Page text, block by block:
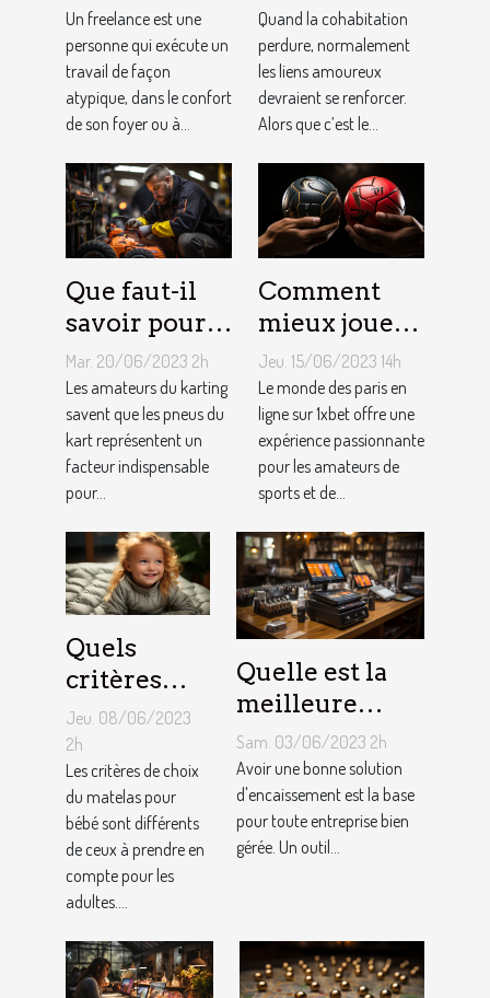
indépendant
?
Un freelance est une
personne qui exécute un
travail de façon
atypique, dans le confort
de son foyer ou à...
vie rose en
couple ?
Quand la cohabitation
perdure, normalement
les liens amoureux
devraient se renforcer.
Alors que c’est le...
Que faut-il
savoir pour
un meilleur
ajustement
de la
pression des
pneus de
Kart ?
Mar. 20/06/2023 2h
Les amateurs du karting
savent que les pneus du
kart représentent un
facteur indispensable
pour...
Comment
mieux jouer
pour gagner
au jeu
1XBET ?
Jeu. 15/06/2023 14h
Le monde des paris en
ligne sur 1xbet offre une
expérience passionnante
pour les amateurs de
sports et de...
Quels
critères
pour
choisir un
matelas de
bébé ?
Jeu. 08/06/2023
2h
Les critères de choix
du matelas pour
bébé sont différents
de ceux à prendre en
compte pour les
adultes....
Quelle est la
meilleure
solution
d'encaissement
pour votre
entreprise ?
Sam. 03/06/2023 2h
Avoir une bonne solution
d'encaissement est la base
pour toute entreprise bien
gérée. Un outil...